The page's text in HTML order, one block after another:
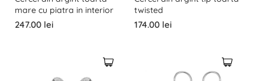
mare cu piatra in interior
247.00 lei
twisted
174.00 lei